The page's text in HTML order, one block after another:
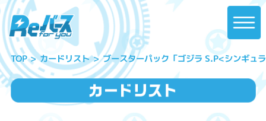
TOP カードリスト ブースターパック「ゴジラ S.P<シンギュ